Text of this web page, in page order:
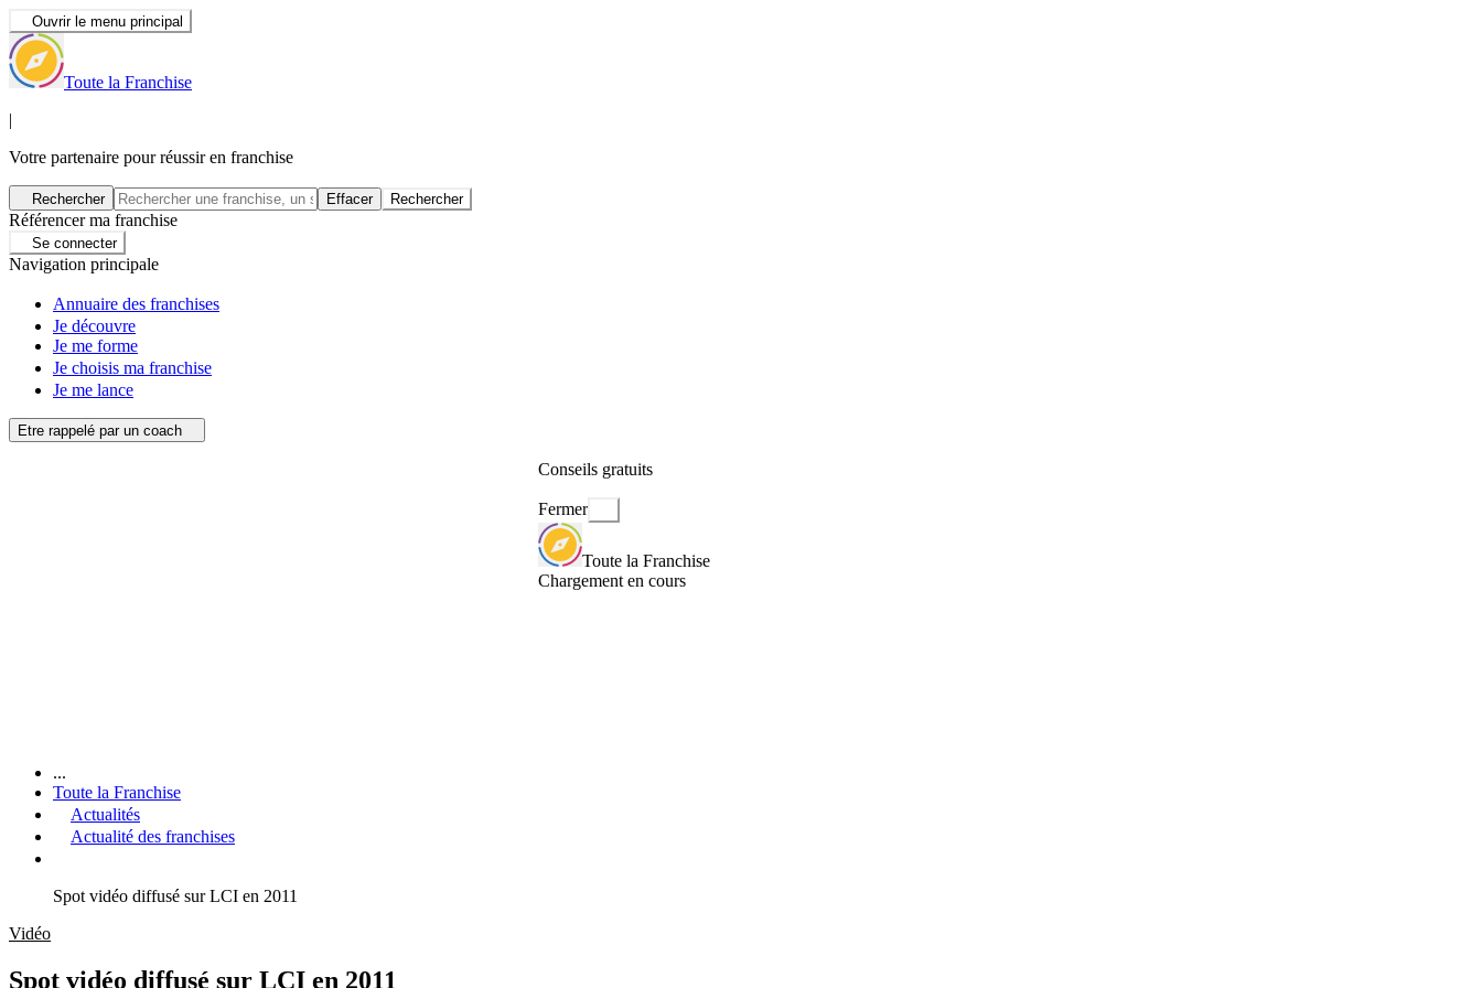
Ouvrir le menu principal
Toute la Franchise
|
Votre partenaire pour réussir en franchise
Rechercher Effacer Rechercher
Référencer ma franchise
Se connecter
Navigation principale
Annuaire des franchises
Je découvre
Je me forme
Je choisis ma franchise
Je me lance
Etre rappelé par un coach
Conseils gratuits
Fermer
Toute la Franchise
Chargement en cours
...
Toute la Franchise
Actualités
Actualité des franchises
Spot vidéo diffusé sur LCI en 2011
Vidéo
Spot vidéo diffusé sur LCI en 2011